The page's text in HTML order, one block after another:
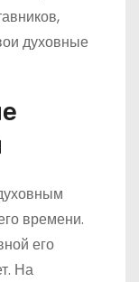
духовные
времени.
его
На